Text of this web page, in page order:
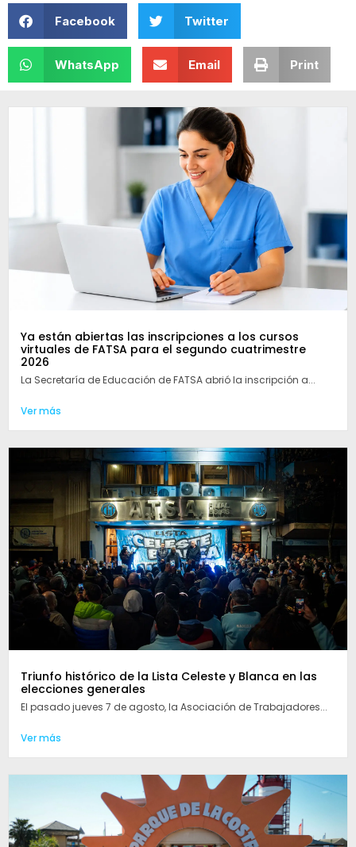
Facebook Twitter
WhatsApp Email Print
Ya están abiertas las inscripciones a los cursos
virtuales de FATSA para el segundo cuatrimestre
2026
La Secretaría de Educación de FATSA abrió la inscripción a...
Ver más
Triunfo histórico de la Lista Celeste y Blanca en las
elecciones generales
El pasado jueves 7 de agosto, la Asociación de Trabajadores...
Ver más